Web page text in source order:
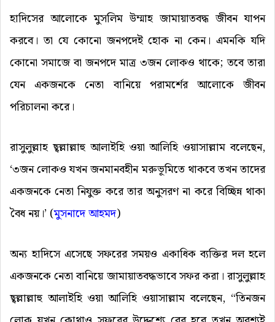
হাদিসের আলোকে মুসলিম উম্মাহ জামায়াতবদ্ধ জীবন যাপন
করবে। তা যে কোনো জনপদেই হোক না কেন। এমনকি যদি
কোনো সমাজে বা জনপদে মাত্র ৩জন লোকও থাকে; তবে তারা
যেন একজনকে নেতা বানিয়ে পরামর্শের আলোকে জীবন
পরিচালনা করে।
রাসুলুল্লাহ ছ্বল্লাল্লাহু আলাইহি ওয়া আলিহি ওয়াসাল্লাম বলেছেন,
‘৩জন লোকও যখন জনমানবহীন মরুভূমিতে থাকবে তখন তাদের
একজনকে নেতা নিযুক্ত করে তার অনুসরণ না করে বিচ্ছিন্ন থাকা
বৈধ নয়।’ (মুসনাদেআহমদ)
অন্য হাদিসে এসেছে সফরের সময়ও একাধিক ব্যক্তির দল হলে
একজনকে নেতা বানিয়ে জামায়াতবদ্ধভাবে সফর করা। রাসুলুল্লাহ
ছ্বল্লাল্লাহু আলাইহি ওয়া আলিহি ওয়াসাল্লাম বলেছেন, “তিনজন